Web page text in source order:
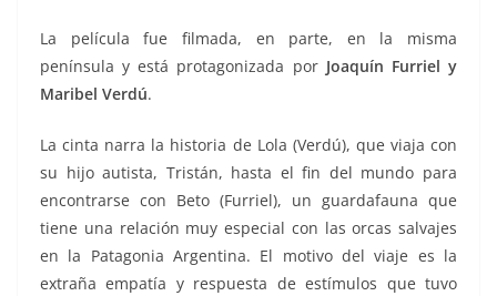
La película fue filmada, en parte, en la misma
península y está protagonizada por Joaquín Furriel y
Maribel Verdú.
La cinta narra la historia de Lola (Verdú), que viaja con
su hijo autista, Tristán, hasta el fin del mundo para
encontrarse con Beto (Furriel), un guardafauna que
tiene una relación muy especial con las orcas salvajes
en la Patagonia Argentina. El motivo del viaje es la
extraña empatía y respuesta de estímulos que tuvo